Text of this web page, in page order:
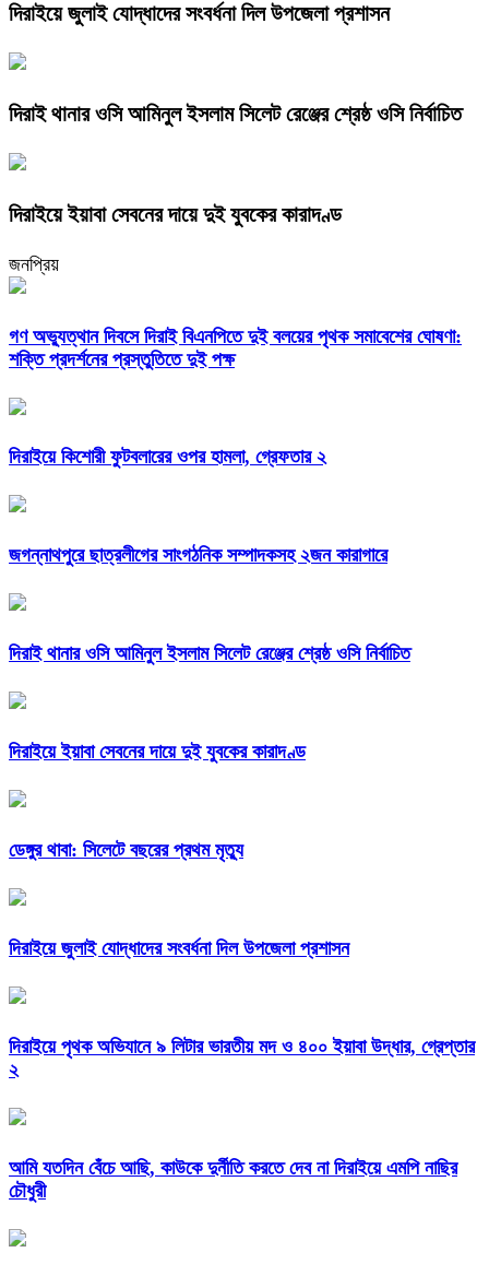
দিরাইয়ে জুলাই যোদ্ধাদের সংবর্ধনা দিল উপজেলা প্রশাসন
দিরাই থানার ওসি আমিনুল ইসলাম সিলেট রেঞ্জের শ্রেষ্ঠ ওসি নির্বাচিত
দিরাইয়ে ইয়াবা সেবনের দায়ে দুই যুবকের কারাদণ্ড
জনপ্রিয়
গণ অভ্যুত্থান দিবসে দিরাই বিএনপিতে দুই বলয়ের পৃথক সমাবেশের ঘোষণা:
শক্তি প্রদর্শনের প্রস্তুতিতে দুই পক্ষ
দিরাইয়ে কিশোরী ফুটবলারের ওপর হামলা, গ্রেফতার ২
জগন্নাথপুরে ছাত্রলীগের সাংগঠনিক সম্পাদকসহ ২জন কারাগারে
দিরাই থানার ওসি আমিনুল ইসলাম সিলেট রেঞ্জের শ্রেষ্ঠ ওসি নির্বাচিত
দিরাইয়ে ইয়াবা সেবনের দায়ে দুই যুবকের কারাদণ্ড
ডেঙ্গুর থাবা: সিলেটে বছরের প্রথম মৃত্যু
দিরাইয়ে জুলাই যোদ্ধাদের সংবর্ধনা দিল উপজেলা প্রশাসন
দিরাইয়ে পৃথক অভিযানে ৯ লিটার ভারতীয় মদ ও ৪০০ ইয়াবা উদ্ধার, গ্রেপ্তার
২
আমি যতদিন বেঁচে আছি, কাউকে দুর্নীতি করতে দেব না দিরাইয়ে এমপি নাছির
চৌধুরী